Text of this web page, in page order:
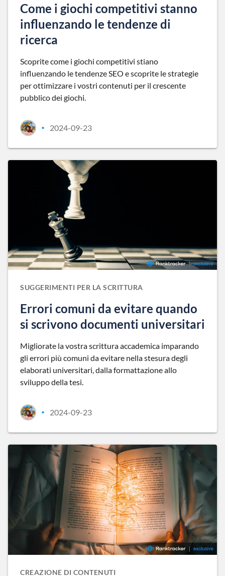
Come i giochi competitivi stanno
influenzando le tendenze di
ricerca
Scoprite come i giochi competitivi stiano
influenzando le tendenze SEO e scoprite le strategie
per ottimizzare i vostri contenuti per il crescente
pubblico dei giochi.
• 2024-09-23
SUGGERIMENTI PER LA SCRITTURA
Errori comuni da evitare quando
si scrivono documenti universitari
Migliorate la vostra scrittura accademica imparando
gli errori più comuni da evitare nella stesura degli
elaborati universitari, dalla formattazione allo
sviluppo della tesi.
• 2024-09-23
CREAZIONE DI CONTENUTI